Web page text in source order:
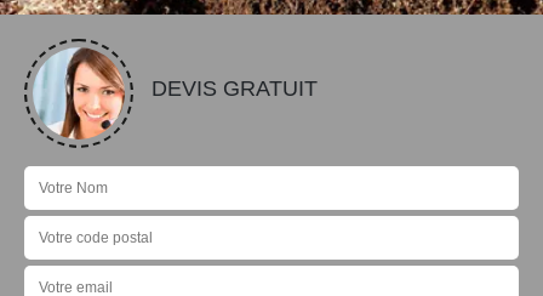
DEVIS GRATUIT